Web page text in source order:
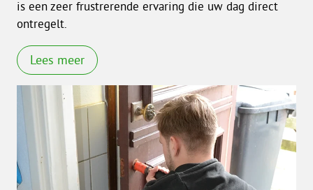
is een zeer frustrerende ervaring die uw dag direct
ontregelt.
Lees meer